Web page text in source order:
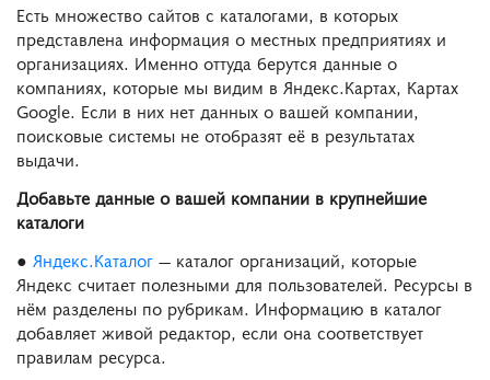
Есть множество сайтов с каталогами, в которых
представлена информация о местных предприятиях и
организациях. Именно оттуда берутся данные о
компаниях, которые мы видим в Яндекс.Картах, Картах
Google. Если в них нет данных о вашей компании,
поисковые системы не отобразят её в результатах
выдачи.
Добавьте данные о вашей компании в крупнейшие
каталоги
● Яндекс.Каталог — каталог организаций, которые
Яндекс считает полезными для пользователей. Ресурсы в
нём разделены по рубрикам. Информацию в каталог
добавляет живой редактор, если она соответствует
правилам ресурса.